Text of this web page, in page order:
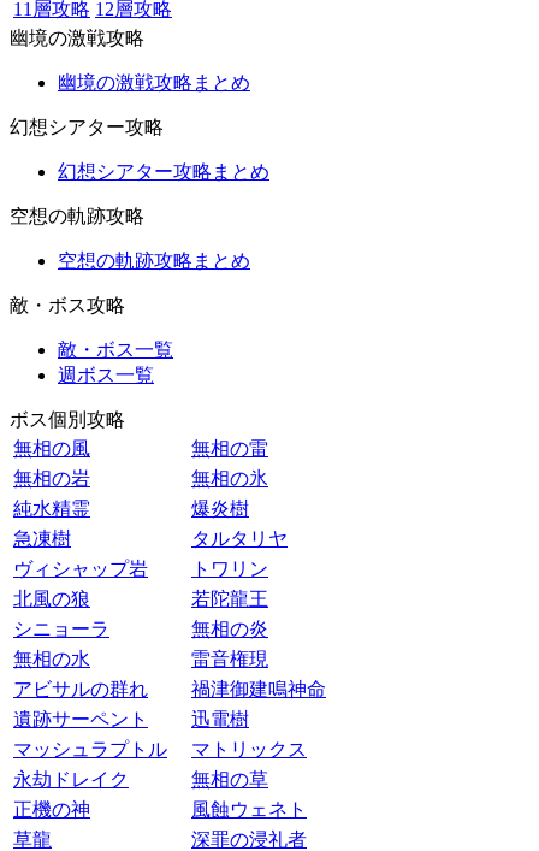
11層攻略 12層攻略
幽境の激戦攻略
幽境の激戦攻略まとめ
幻想シアター攻略
幻想シアター攻略まとめ
空想の軌跡攻略
空想の軌跡攻略まとめ
敵・ボス攻略
敵・ボス一覧
週ボス一覧
ボス個別攻略
無相の風
無相の雷
無相の岩
無相の氷
純水精霊
爆炎樹
急凍樹
タルタリヤ
ヴィシャップ岩
トワリン
北風の狼
若陀龍王
シニョーラ
無相の炎
無相の水
雷音権現
アビサルの群れ
禍津御建鳴神命
遺跡サーペント
迅電樹
マッシュラプトル
マトリックス
永劫ドレイク
無相の草
正機の神
風蝕ウェネト
草龍
深罪の浸礼者